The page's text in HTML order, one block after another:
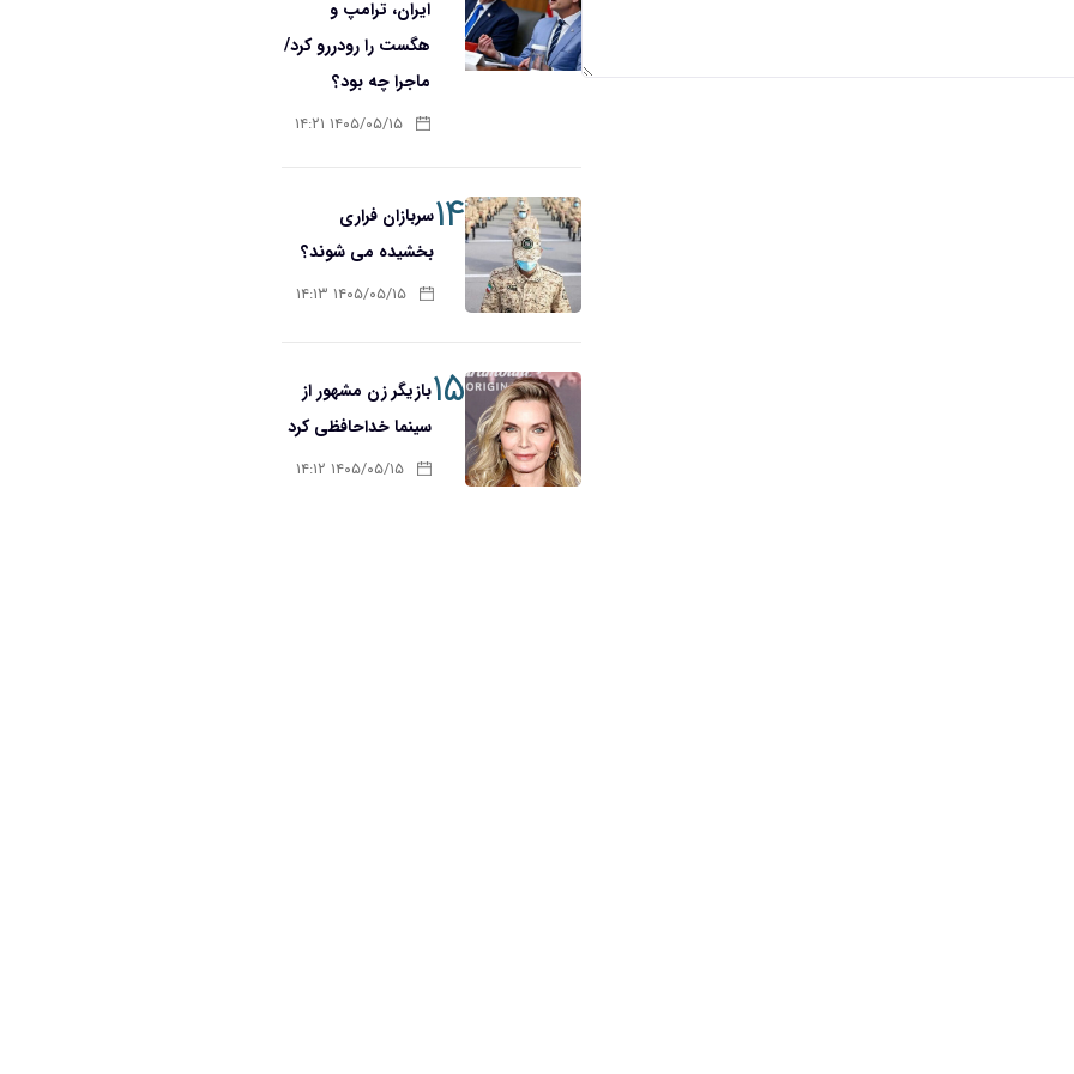
ایران، ترامپ و
هگست را رودررو کرد/
ماجرا چه بود؟
۱۴۰۵/۰۵/۱۵ ۱۴:۲۱
۱۴سربازان فراری
بخشیده می شوند؟
۱۴۰۵/۰۵/۱۵ ۱۴:۱۳
۱۵بازیگر زن مشهور از
سینما خداحافظی کرد
۱۴۰۵/۰۵/۱۵ ۱۴:۱۲